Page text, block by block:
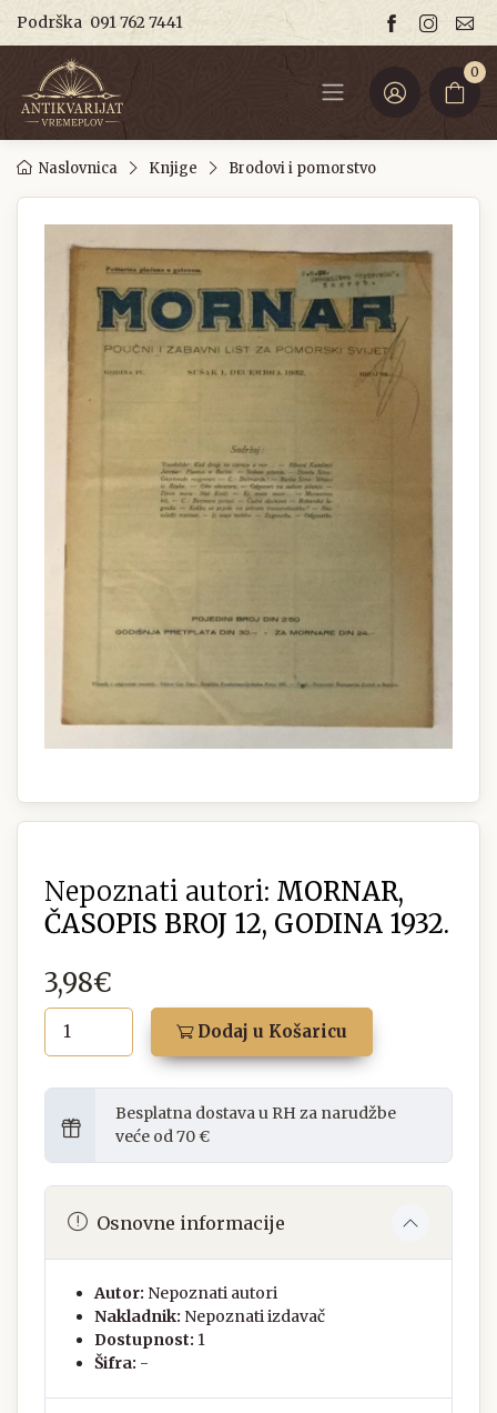
Podrška 091 762 7441
0
Naslovnica Knjige Brodovi i pomorstvo
Nepoznati autori: MORNAR,
ČASOPIS BROJ 12, GODINA 1932.
3,98€
Dodaj u Košaricu
Besplatna dostava u RH za narudžbe
veće od 70 €
Osnovne informacije
Autor: Nepoznati autori
Nakladnik: Nepoznati izdavač
Dostupnost: 1
Šifra: -